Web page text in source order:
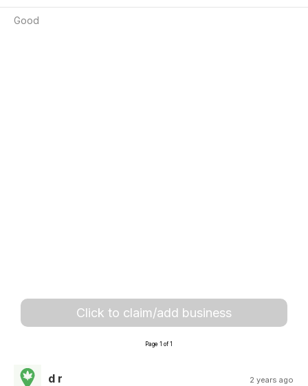
Good
Click to claim/add business
Page 1 of 1
d r 2 years ago